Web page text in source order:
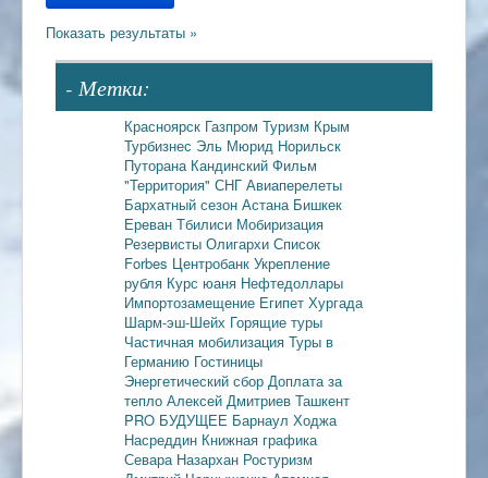
- Метки:
Красноярск Газпром Туризм Крым
Турбизнес Эль Мюрид Норильск
Путорана Кандинский Фильм
"Территория" СНГ Авиаперелеты
Бархатный сезон Астана Бишкек
Ереван Тбилиси Мобиризация
Резервисты Олигархи Список
Forbes Центробанк Укрепление
рубля Курс юаня Нефтедоллары
Импортозамещение Египет Хургада
Шарм-эш-Шейх Горящие туры
Частичная мобилизация Туры в
Германию Гостиницы
Энергетический сбор Доплата за
тепло Алексей Дмитриев Ташкент
PRO БУДУЩЕЕ Барнаул Ходжа
Насреддин Книжная графика
Севара Назархан Ростуризм